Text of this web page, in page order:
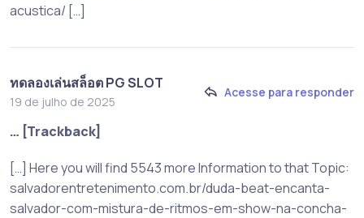
acustica/ […]
ทดลองเล่นสล็อต PG SLOT
19 de julho de 2025
Acesse para responder
… [Trackback]
[…] Here you will find 5543 more Information to that Topic:
salvadorentretenimento.com.br/duda-beat-encanta-
salvador-com-mistura-de-ritmos-em-show-na-concha-